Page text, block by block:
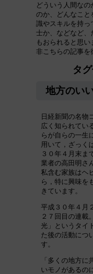
どういう人間な
のか、どんなこと
識やスキルを持っ
士か、などなど、
もおられると思
非こちらの記事を
タ
地方のい
日経新聞の名物
広く知られてい
らが自らの一生
用いて，ざっく
３０年４月末ま
業者の高田明さ
私含む家族はヘ
ら，特に興味を
きています。
平成３０年４月
２７回目の連載
光」というタイ
た後の活動につ
す。
「多くの地方
いモノがあるの